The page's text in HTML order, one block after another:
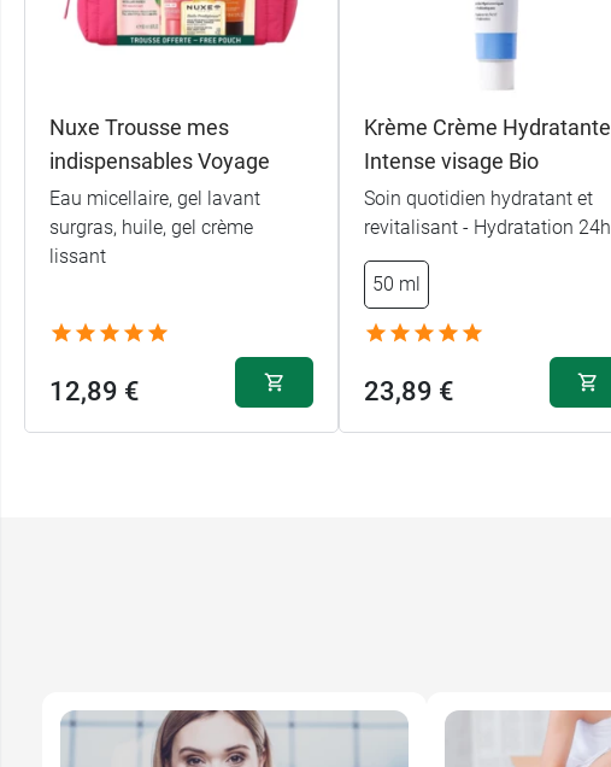
Nuxe Trousse mes
indispensables Voyage
Eau micellaire, gel lavant
surgras, huile, gel crème
lissant
12,89 €
Krème Crème Hydratante
Intense visage Bio
Soin quotidien hydratant et
revitalisant - Hydratation 24h
50 ml
23,89 €